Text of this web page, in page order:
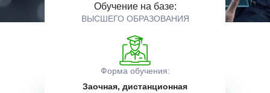
Обучение на базе:
ВЫСШЕГО ОБРАЗОВАНИЯ
Форма обучения:
Заочная, дистанционная